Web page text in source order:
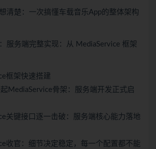
清楚：一次搞懂车载音乐App的整体架构
服务端完整实现：从 MediaService 框架
框架快速搭建
MediaService骨架：服务端开发正式启
关键接口逐一击破：服务端核心能力落地
收官：细节决定稳定，每一个配置都不能